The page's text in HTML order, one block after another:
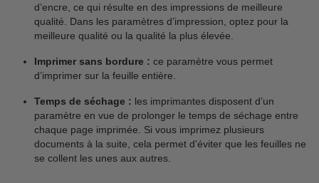
d’encre, ce qui résulte en des impressions de meilleure
qualité. Dans les paramètres d’impression, optez pour la
meilleure qualité ou la qualité la plus élevée.
Imprimer sans bordure : ce paramètre vous permet
d’imprimer sur la feuille entière.
Temps de séchage : les imprimantes disposent d’un
paramètre en vue de prolonger le temps de séchage entre
chaque page imprimée. Si vous imprimez plusieurs
documents à la suite, cela permet d'éviter que les feuilles ne
se collent les unes aux autres.